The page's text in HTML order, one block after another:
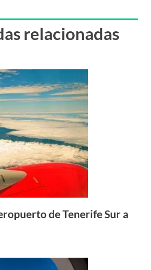
relacionadas
de Tenerife Sur a